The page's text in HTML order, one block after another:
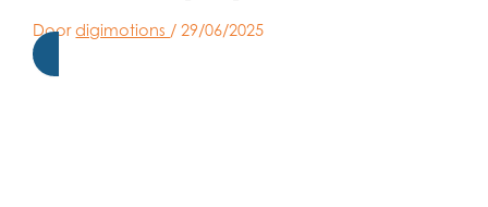
Doordigimotions /29/06/2025